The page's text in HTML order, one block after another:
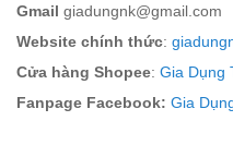
Gmail giadungnk@gmail.com
Website chính thức:
Cửa hàng Shopee: Gia Dụng
Fanpage Facebook: Gia